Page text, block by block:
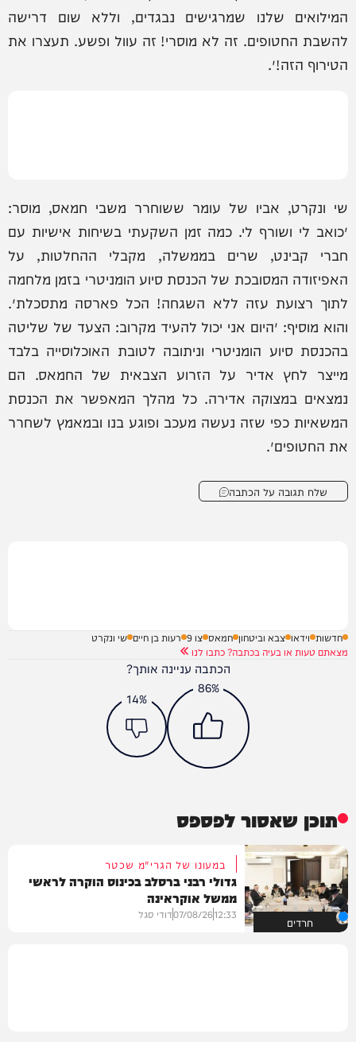
המילואים שלנו שמרגישים נבגדים, וללא שום דרישה
להשבת החטופים. זה לא מוסרי! זה עוול ופשע. תעצרו את
הטירוף הזה!״.
שי ונקרט, אביו של עומר ששוחרר משבי חמאס, מוסר:
״כואב לי ושורף לי. כמה זמן השקעתי בשיחות אישיות עם
חברי קבינט, שרים בממשלה, מקבלי ההחלטות, על
האפיזודה המסובכת של הכנסת סיוע הומניטרי בזמן מלחמה
לתוך רצועת עזה ללא השגחה! הכל פארסה מתסכלת״.
והוא מוסיף: ״היום אני יכול להעיד מקרוב: הצעד של שליטה
בהכנסת סיוע הומניטרי וניתובה לטובת האוכלוסייה בלבד
מייצר לחץ אדיר על הזרוע הצבאית של החמאס. הם
נמצאים במצוקה אדירה. כל מהלך המאפשר את הכנסת
המשאיות כפי שזה נעשה מעכב ופוגע בנו ובמאמץ לשחרר
את החטופים״.
שלח תגובה על הכתבה
חדשות וידאו צבא וביטחון חמאס צו 9 רעות בן חיים שי ונקרט
מצאתם טעות או בעיה בכתבה? כתבו לנו
הכתבה עניינה אותך?
86%
14%
תוכן שאסור לפספס
חרדים
במעונו של הגרי"מ שכטר
גדולי רבני ברסלב בכינוס הוקרה לראשי
ממשל אוקראינה
12:33
07/08/26דודי סגל